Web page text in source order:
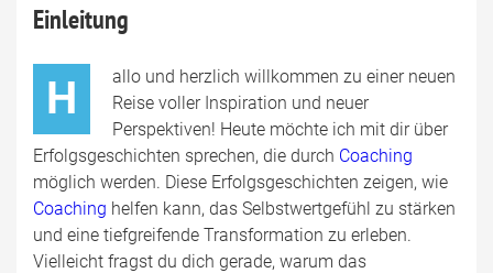
Einleitung
H
allo und herzlich willkommen zu einer neuen
Reise voller Inspiration und neuer
Perspektiven! Heute möchte ich mit dir über
Erfolgsgeschichten sprechen, die durch Coaching
möglich werden. Diese Erfolgsgeschichten zeigen, wie
Coaching helfen kann, das Selbstwertgefühl zu stärken
und eine tiefgreifende Transformation zu erleben.
Vielleicht fragst du dich gerade, warum das